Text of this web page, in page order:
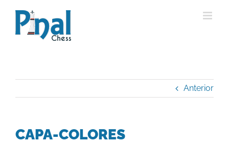
contenido
Anterior
CAPA-COLORES